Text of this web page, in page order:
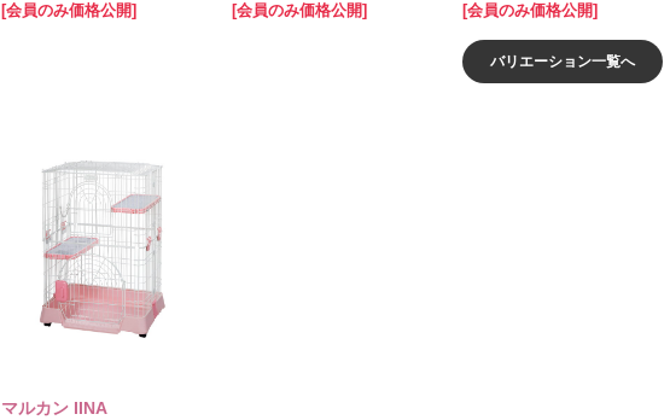
[会員のみ価格公開] [会員のみ価格公開] [会員のみ価格公開]
バリエーション一覧へ
マルカン IINA